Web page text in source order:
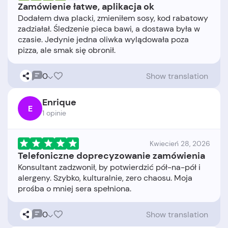
Zamówienie łatwe, aplikacja ok
Dodałem dwa placki, zmieniłem sosy, kod rabatowy
zadziałał. Śledzenie pieca bawi, a dostawa była w
czasie. Jedynie jedna oliwka wylądowała poza
0 Show translation
E Enrique
1 opinie
Kwiecień 28, 2026
Telefoniczne doprecyzowanie zamówienia
Konsultant zadzwonił, by potwierdzić pół-na-pół i
alergeny. Szybko, kulturalnie, zero chaosu. Moja
0 Show translation